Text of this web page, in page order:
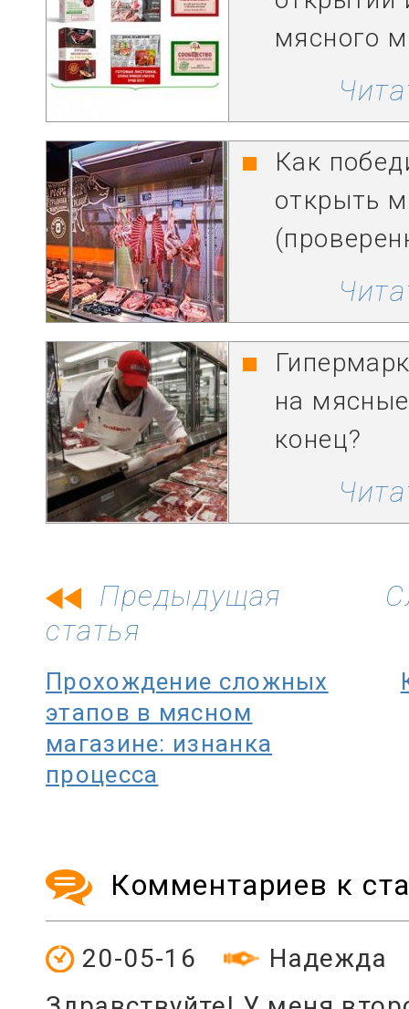
мясного
Как
открыть
на
конец?
Предыдущая
статья
Прохождение сложных
этапов в мясном
магазине: изнанка
процесса
Комментариев к
Надежда
20-05-16